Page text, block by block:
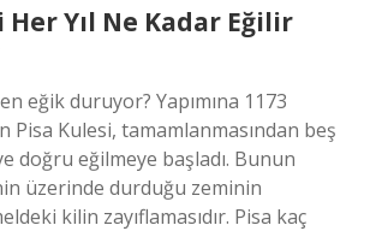
Her Yıl Ne Kadar Eğilir
eğik duruyor? Yapımına 1173
Pisa Kulesi, tamamlanmasından beş
doğru eğilmeye başladı. Bunun
üzerinde durduğu zeminin
kilin zayıflamasıdır. Pisa kaç